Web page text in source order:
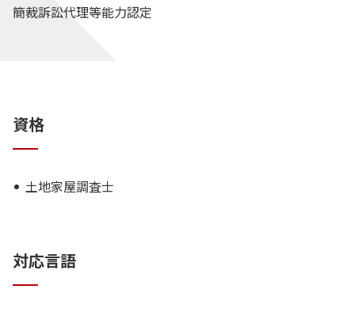
簡裁訴訟代理等能力認定
資格
土地家屋調査士
対応言語